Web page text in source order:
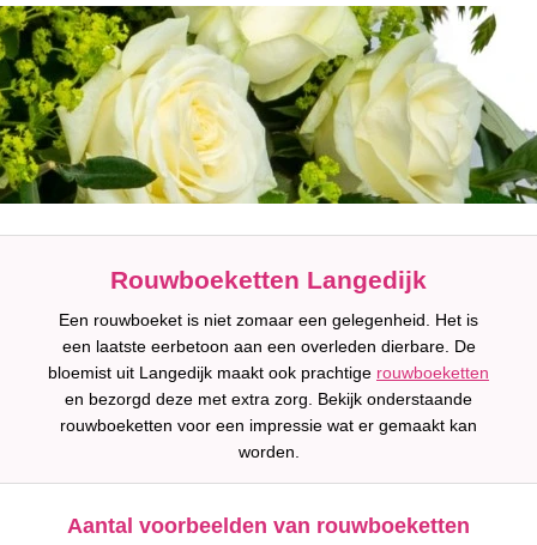
Rouwboeketten Langedijk
Een rouwboeket is niet zomaar een gelegenheid. Het is
een laatste eerbetoon aan een overleden dierbare. De
bloemist uit Langedijk maakt ook prachtige rouwboeketten
en bezorgd deze met extra zorg. Bekijk onderstaande
rouwboeketten voor een impressie wat er gemaakt kan
worden.
Aantal voorbeelden van rouwboeketten